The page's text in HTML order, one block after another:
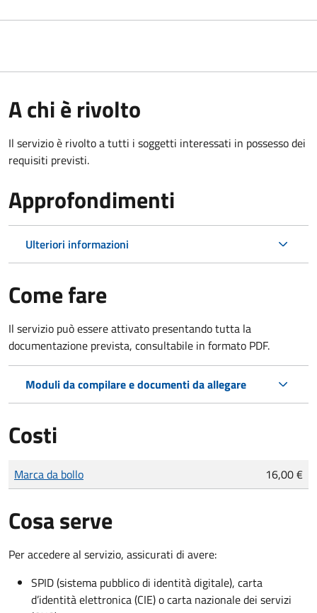
A chi è rivolto
Il servizio è rivolto a tutti i soggetti interessati in possesso dei
requisiti previsti.
Approfondimenti
Ulteriori informazioni
Come fare
Il servizio può essere attivato presentando tutta la
documentazione prevista, consultabile in formato PDF.
Moduli da compilare e documenti da allegare
Costi
Tipo di pagamento
Importo
Marca da bollo 16,00 €
Cosa serve
Per accedere al servizio, assicurati di avere:
SPID (sistema pubblico di identità digitale), carta
d’identità elettronica (CIE) o carta nazionale dei servizi